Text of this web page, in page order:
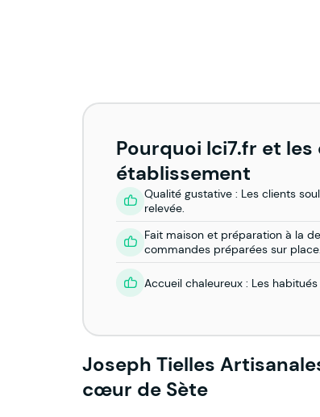
Pourquoi Ici7.fr et
établissement
Qualité gustative : Les clients
relevée.
Fait maison et préparation à la
commandes préparées sur place.
Accueil chaleureux : Les
Joseph Tielles
cœur de Sète